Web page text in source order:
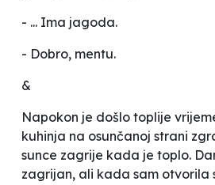
- ... Ima jagoda.
- Dobro, mentu.
&
Napokon je došlo toplije
kuhinja na osunčanoj strani
sunce zagrije kada je toplo.
zagrijan, ali kada sam otvorila